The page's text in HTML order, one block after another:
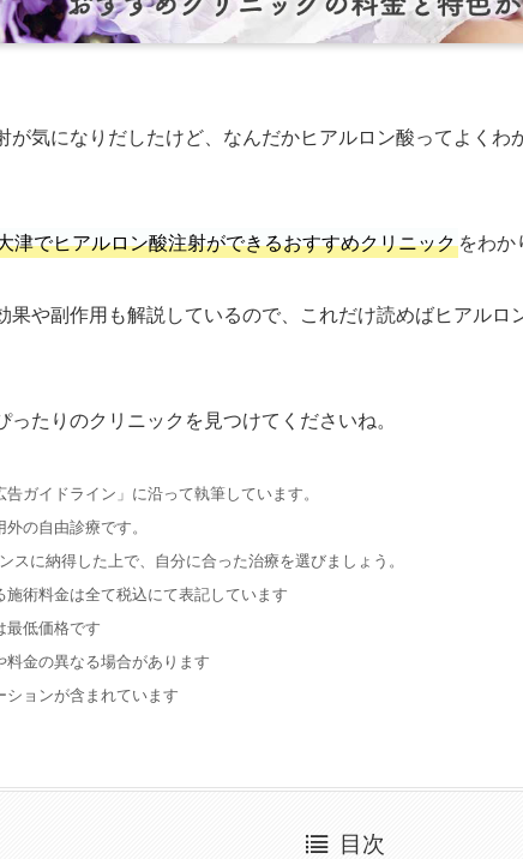
が気になりだしたけど、なんだかヒアルロン酸ってよく
津でヒアルロン酸注射ができるおすすめクリニックをわか
果や副作用も解説しているので、これだけ読めばヒアル
ったりのクリニックを見つけてくださいね。
ガイドライン」に沿って執筆しています。
の自由診療です。
スに納得した上で、自分に合った治療を選びましょう。
術料金は全て税込にて表記しています
最低価格です
金の異なる場合があります
ョンが含まれています
目次